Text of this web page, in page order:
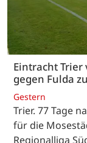
Eintracht Trier
gegen Fulda
Gestern
Trier. 77 Tage
für die
Regionalliga